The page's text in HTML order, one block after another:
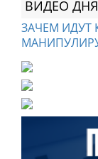
ВИДЕО ДНЯ
ЗАЧЕМ ИДУТ